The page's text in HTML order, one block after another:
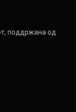
поддржана од